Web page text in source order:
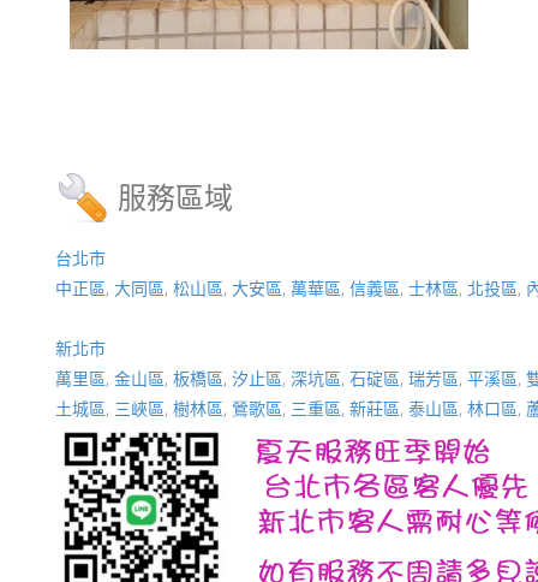
服務區域
台北市
中正區,大同區,松山區,大安區,萬華區,信義區,士林區, 北投區,
新北市
萬里區,金山區,板橋區,汐止區,深坑區,石碇區,瑞芳區,平溪區,
土城區, 三峽區,樹林區, 鶯歌區, 三重區,新莊區,泰山區,林口區,